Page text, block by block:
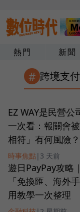
熱門 新聞
# 跨境支付
EZ WAY是民營
一次看：報關會
相符」有何風險？
時事焦點| 3 天前
遊日PayPay攻略
「免換匯、海外
用教學一次整理